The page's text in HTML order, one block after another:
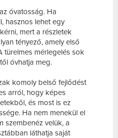
óvatosság. Ha
hasznos lehet egy
mert a részletek
tényező, amely első
türelmes mérlegelés sok
óvhatja meg.
komoly belső fejlődést
arról, hogy képes
és most is ez
Ha nem menekül el
szembenéz velük, a
láthatja saját